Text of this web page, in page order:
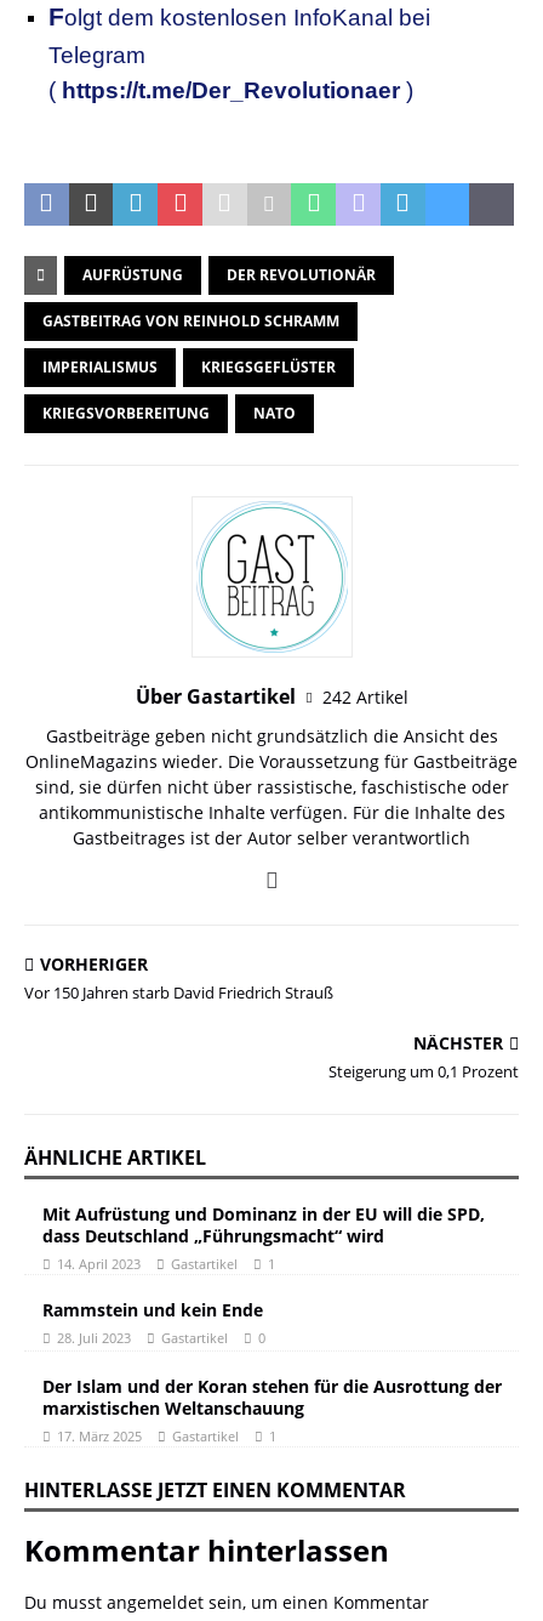
Folgt dem kostenlosen InfoKanal bei
Telegram
( https://t.me/Der_Revolutionaer)
AUFRÜSTUNG DER REVOLUTIONÄR
GASTBEITRAG VON REINHOLD SCHRAMM
IMPERIALISMUS KRIEGSGEFLÜSTER
KRIEGSVORBEREITUNG NATO
Über Gastartikel
242 Artikel
Gastbeiträge geben nicht grundsätzlich die Ansicht des
OnlineMagazins wieder. Die Voraussetzung für Gastbeiträge
sind, sie dürfen nicht über rassistische, faschistische oder
antikommunistische Inhalte verfügen. Für die Inhalte des
Gastbeitrages ist der Autor selber verantwortlich
VORHERIGER
Vor 150 Jahren starb David Friedrich Strauß
NÄCHSTER
Steigerung um 0,1 Prozent
ÄHNLICHE ARTIKEL
Mit Aufrüstung und Dominanz in der EU will die SPD,
dass Deutschland „Führungsmacht“ wird
14. April 2023 Gastartikel 1
Rammstein und kein Ende
28. Juli 2023 Gastartikel 0
Der Islam und der Koran stehen für die Ausrottung der
marxistischen Weltanschauung
17. März 2025 Gastartikel 1
HINTERLASSE JETZT EINEN KOMMENTAR
Kommentar hinterlassen
Du musst angemeldet sein, um einen Kommentar